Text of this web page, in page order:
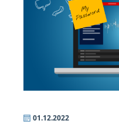
01.12.2022